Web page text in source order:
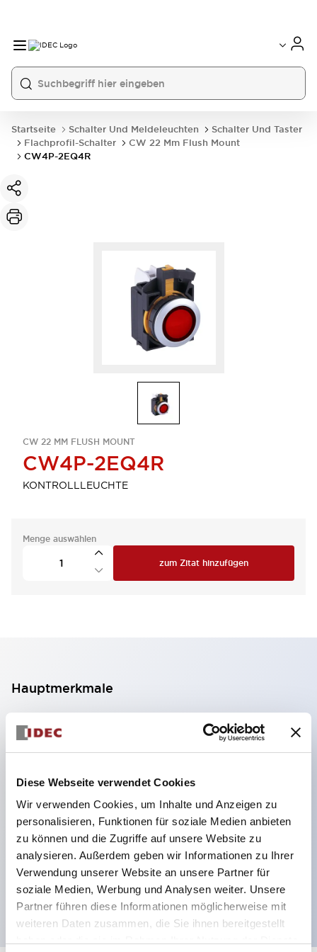
Diese Webseite verwendet Cookies
Wir verwenden Cookies, um Inhalte und Anzeigen zu
personalisieren, Funktionen für soziale Medien anbieten
zu können und die Zugriffe auf unsere Website zu
analysieren. Außerdem geben wir Informationen zu Ihrer
Verwendung unserer Website an unsere Partner für
soziale Medien, Werbung und Analysen weiter. Unsere
Partner führen diese Informationen möglicherweise mit
weiteren Daten zusammen, die Sie ihnen bereitgestellt
Startseite Schalter Und Meldeleuchten
Schalter Und Taster
Flachprofil-Schalter
CW 22 Mm Flush Mount
CW4P-2EQ4R
CW 22 MM FLUSH MOUNT
CW4P-2EQ4R
KONTROLLLEUCHTE
Menge auswählen
zum Zitat hinzufügen
Hauptmerkmale
2-Kontakt-Block mit 2 Stufen, ermöglicht eine 4-
Kontakt-Konfiguration (Gewährleistung der
Paneltiefe 39,9 mm (※ 11-stufiger Kontaktblock),
59,9 mm (※ 22-stufiger Kontaktblock).
Platzsparendes Design möglich.
Sicherheitsstruktur der 3. Generation: 2-Aktions-
Freisetzung, integrierter Schutz, IP20-
Fingerschutzstruktur